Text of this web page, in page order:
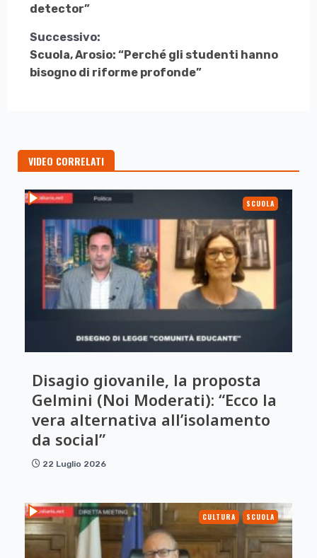
Leggere
detector”
Successivo:
Scuola, Arosio: “Perché gli studenti hanno
bisogno di riforme profonde”
VIDEO CORRELATI
SCUOLA
Disagio giovanile, la proposta
Gelmini (Noi Moderati): “Ecco la
vera alternativa all’isolamento
da social”
22 Luglio 2026
CULTURA SCUOLA